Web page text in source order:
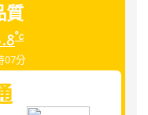
質
°c
07分